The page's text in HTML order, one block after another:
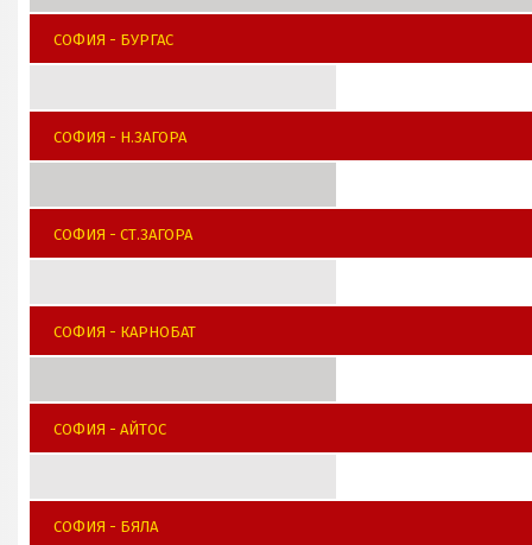
СОФИЯ - БУРГАС
СОФИЯ - Н.ЗАГОРА
СОФИЯ - СТ.ЗАГОРА
СОФИЯ - КАРНОБАТ
СОФИЯ - АЙТОС
СОФИЯ - БЯЛА